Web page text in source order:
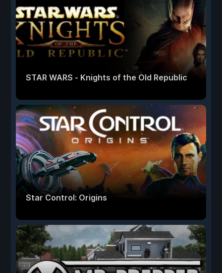
STAR WARS - Knights of the Old Republic
Star Control: Origins